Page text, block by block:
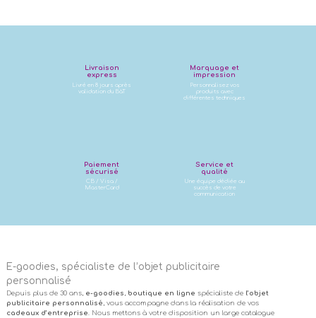
Livraison
express
Livré en 8 jours après
validation du BàT
Marquage et
impression
Personnalisez vos
produits avec
différentes techniques
Paiement
sécurisé
CB / Visa /
MasterCard
Service et
qualité
Une équipe dédiée au
succès de votre
communication
E-goodies, spécialiste de l’objet publicitaire
personnalisé
Depuis plus de 30 ans, e-goodies , boutique en ligne spécialiste de l’objet
publicitaire personnalisé , vous accompagne dans la réalisation de vos
cadeaux d’entreprise. Nous mettons à votre disposition un large catalogue